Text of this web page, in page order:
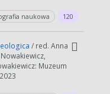
generowanie pliku
ograniczyć dane np.
naukowa 120
/ red. Anna
Muzeum